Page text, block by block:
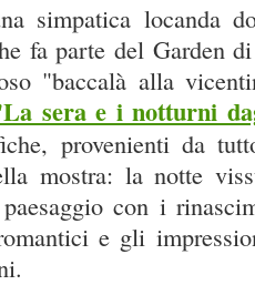
simpatica locanda
fa parte del Garden
"baccalà alla
sera e i notturni
provenienti da
mostra: la notte
con i
e gli